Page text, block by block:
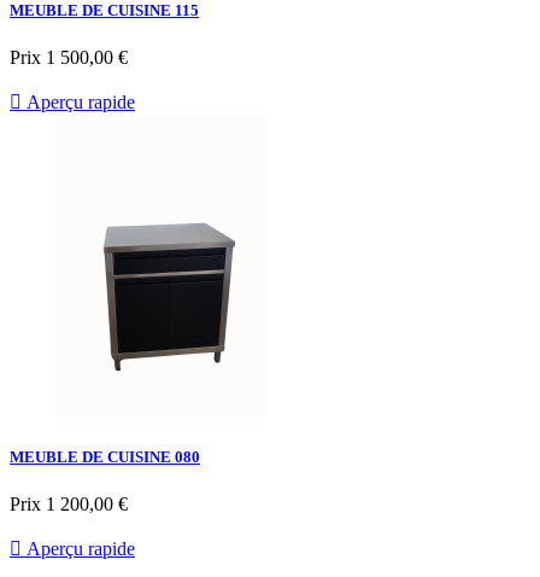
MEUBLE DE CUISINE 115
Prix 1 500,00 €
 Aperçu rapide
MEUBLE DE CUISINE 080
Prix 1 200,00 €
 Aperçu rapide